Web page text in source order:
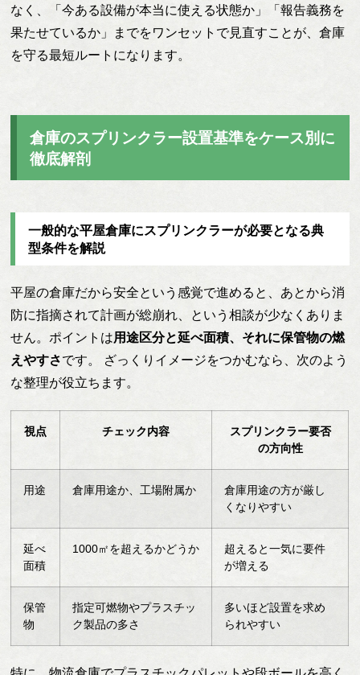
なく、「今ある設備が本当に使える状態か」「報告義務を
果たせているか」までをワンセットで見直すことが、倉庫
を守る最短ルートになります。
倉庫のスプリンクラー設置基準をケース別に
徹底解剖
一般的な平屋倉庫にスプリンクラーが必要となる典
型条件を解説
平屋の倉庫だから安全という感覚で進めると、あとから消
防に指摘されて計画が総崩れ、という相談が少なくありま
せん。ポイントは用途区分と延べ面積、それに保管物の燃
えやすさです。 ざっくりイメージをつかむなら、次のよう
な整理が役立ちます。
視点 チェック内容
スプリンクラー要否
の方向性
用途 倉庫用途か、工場附属か
倉庫用途の方が厳し
くなりやすい
延べ
面積
1000㎡を超えるかどうか
超えると一気に要件
が増える
保管
物
指定可燃物やプラスチッ
ク製品の多さ
多いほど設置を求め
られやすい